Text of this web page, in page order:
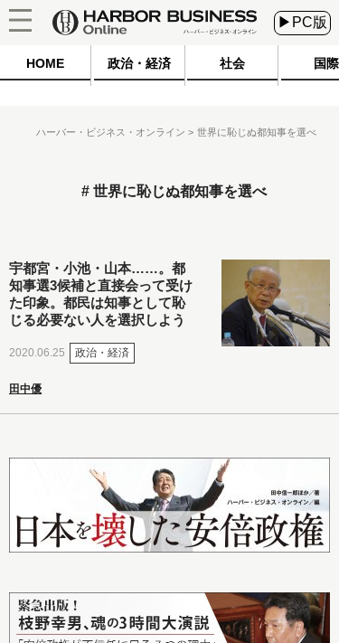
▶PC版
HOME 政治・経済 社会 国際
ハーバー・ビジネス・オンライン 世界に恥じぬ都知事を選べ
世界に恥じぬ都知事を選べ
宇都宮・小池・山本……。都
知事選3候補と直接会って受け
た印象。都民は知事として恥
じる必要ない人を選択しよう
2020.06.25 政治・経済
田中優